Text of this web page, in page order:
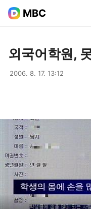
MBC
외국어학원,
2006. 8. 17. 13:12